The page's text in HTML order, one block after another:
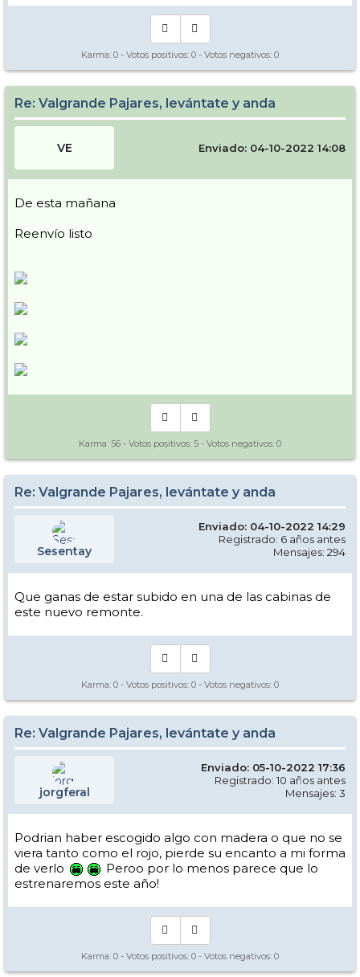
Karma: 0 - Votos positivos: 0 - Votos negativos: 0
Re: Valgrande Pajares, levántate y anda
VE Enviado: 04-10-2022 14:08
De esta mañana
Reenvío listo
Karma: 56 - Votos positivos: 5 - Votos negativos: 0
Re: Valgrande Pajares, levántate y anda
Sesentay
Enviado: 04-10-2022 14:29
Registrado: 6 años antes
Mensajes: 294
Que ganas de estar subido en una de las cabinas de
este nuevo remonte.
Karma: 0 - Votos positivos: 0 - Votos negativos: 0
Re: Valgrande Pajares, levántate y anda
jorgferal
Enviado: 05-10-2022 17:36
Registrado: 10 años antes
Mensajes: 3
Podrian haber escogido algo con madera o que no se
viera tanto como el rojo, pierde su encanto a mi forma
de verlo
Peroo por lo menos parece que lo
estrenaremos este año!
Karma: 0 - Votos positivos: 0 - Votos negativos: 0